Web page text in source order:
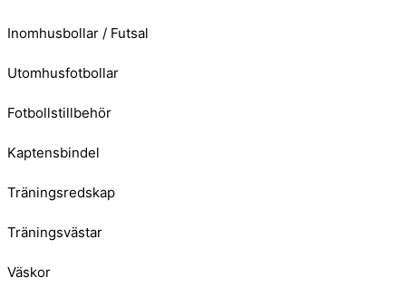
Inomhusbollar / Futsal
Utomhusfotbollar
Fotbollstillbehör
Kaptensbindel
Träningsredskap
Träningsvästar
Väskor